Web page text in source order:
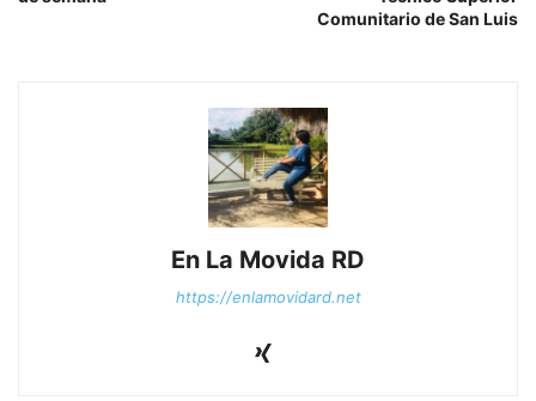
Comunitario de San Luis
En La Movida RD
https://enlamovidard.net